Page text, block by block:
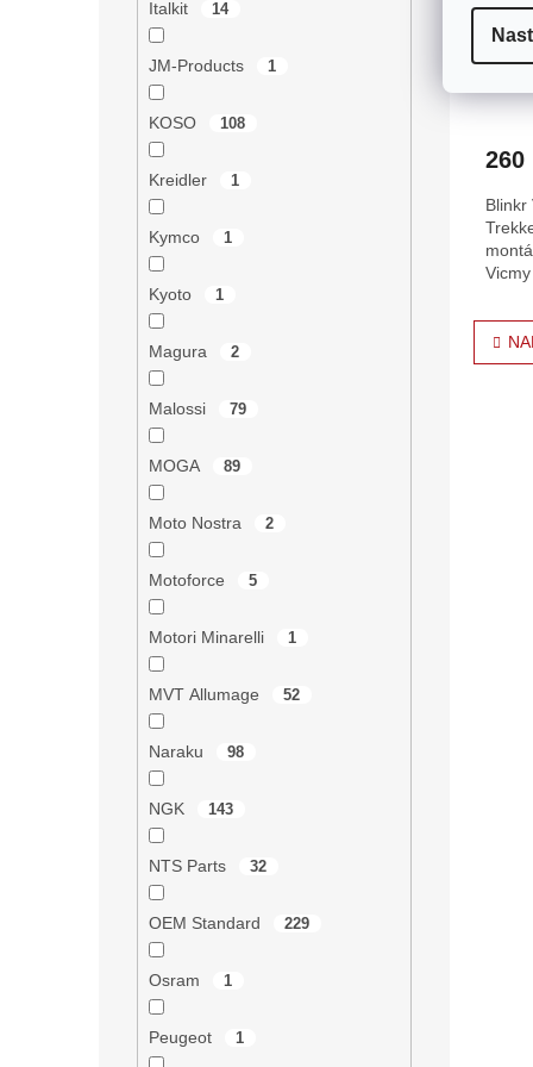
Italkit 14
JM-Products 1
KOSO 108
Kreidler 1
Kymco 1
Kyoto 1
Magura 2
Malossi 79
MOGA 89
Moto Nostra 2
Motoforce 5
Motori Minarelli 1
MVT Allumage 52
Naraku 98
NGK 143
NTS Parts 32
OEM Standard 229
Osram 1
Peugeot 1
260
Blinkr
O